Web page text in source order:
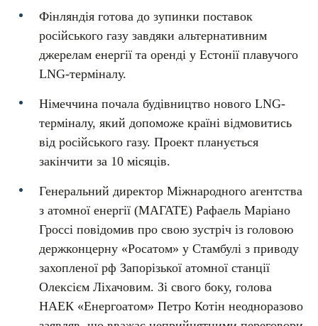
Фінляндія готова до зупинки поставок
російського газу завдяки альтернативним
джерелам енергії та оренді у Естонії плавучого
LNG-терміналу.
Німеччина почала будівництво нового LNG-
терміналу, який допоможе країні відмовитись
від російського газу. Проект планується
закінчити за 10 місяців.
Генеральний директор Міжнародного агентства
з атомної енергії (МАГАТЕ) Рафаель Маріано
Гроссі повідомив про свою зустріч із головою
держконцерну «Росатом» у Стамбулі з приводу
захопленої рф Запорізької атомної станції
Олексієм Ліхачовим. Зі свого боку, голова
НАЕК «Енергоатом» Петро Котін неодноразово